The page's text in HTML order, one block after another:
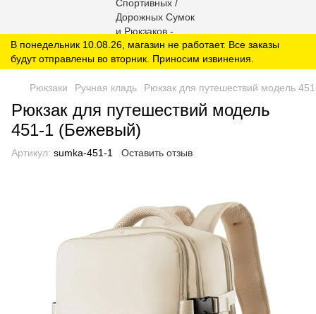
В понедельник 10.08.26, магазин не работает. Все заказы
будут отправлены во вторник. Приносим извинения.
Рюкзаки Ручная кладь Рюкзак для путешествий модель
Рюкзак для путешествий модель
451-1 (Бежевый)
Артикул: sumka-451-1 Оставить отзыв